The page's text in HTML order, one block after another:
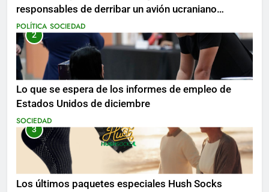
responsables de derribar un avión ucraniano
mientras se realizan arrestos
POLÍTICA SOCIEDAD
2
Lo que se espera de los informes de empleo de
Estados Unidos de diciembre
SOCIEDAD
3
Los últimos paquetes especiales Hush Socks